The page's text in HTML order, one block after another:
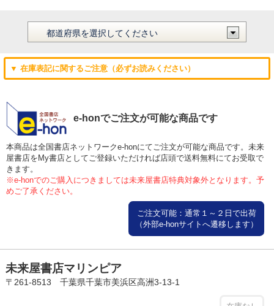
▼ 在庫表記に関するご注意（必ずお読みください）
e-honでご注文が可能な商品です
本商品は全国書店ネットワークe-honにてご注文が可能な商品です。未来
屋書店をMy書店としてご登録いただければ店頭で送料無料にてお受取で
きます。
※e-honでのご購入につきましては未来屋書店特典対象外となります。予
めご了承ください。
ご注文可能：通常１～２日で出荷
（外部e-honサイトへ遷移します）
未来屋書店マリンピア
〒261-8513 千葉県千葉市美浜区高洲3-13-1